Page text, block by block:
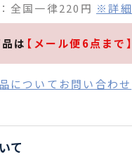
全国一律220円 ※詳細
は 【メール便6点まで】
についてお問い合わせ
て